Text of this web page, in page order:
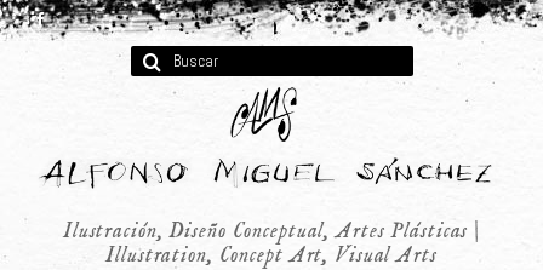
Buscar
por:
Ilustración, Diseño Conceptual, Artes Plásticas |
Illustration, Concept Art, Visual Arts